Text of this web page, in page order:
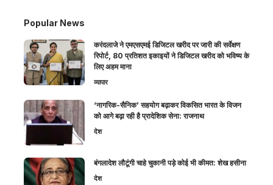
Popular News
करंदलाजे ने एमएसएमई डिजिटल खरीद पर जारी की सर्वेक्षण
रिपोर्ट, 80 प्रतिशत इकाइयों ने डिजिटल खरीद को भविष्य के
लिए अहम माना
व्यापार
‘नागरिक-सैनिक’ सहयोग बढ़ाकर विकसित भारत के विजन
को आगे बढ़ा रही है प्रादेशिक सेना: राजनाथ
देश
बंगलादेश लौटूंगी चाहे चुकानी पड़े कोई भी कीमत: शेख हसीना
देश